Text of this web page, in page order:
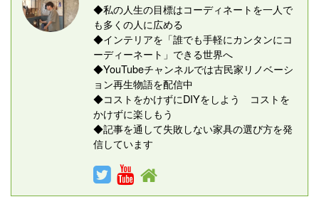
◆私の人生の目標はコーディネートを一人で
も多くの人に広める
◆インテリアを「誰でも手軽にカンタンにコ
ーディーネート」できる世界へ
◆YouTubeチャンネルでは古民家リノベーシ
ョン再生物語を配信中
◆コストをかけずにDIYをしよう コストを
かけずに楽しもう
◆記事を通して失敗しない家具の選び方を発
信しています